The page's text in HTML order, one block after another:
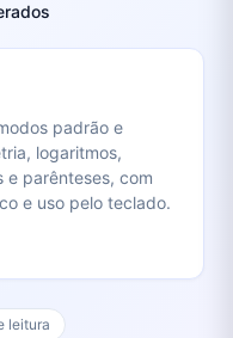
padrão e
logaritmos,
e parênteses, com
e uso pelo teclado.
leitura